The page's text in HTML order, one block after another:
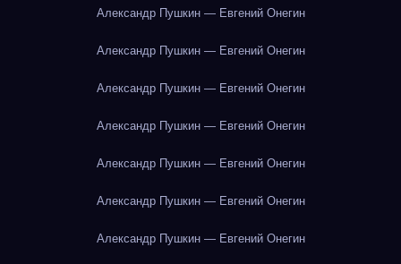
Александр Пушкин — Евгений Онегин
Александр Пушкин — Евгений Онегин
Александр Пушкин — Евгений Онегин
Александр Пушкин — Евгений Онегин
Александр Пушкин — Евгений Онегин
Александр Пушкин — Евгений Онегин
Александр Пушкин — Евгений Онегин